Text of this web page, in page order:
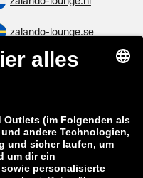
zalando-lounge.se
zalando-lounge.dk
zalando-lounge.cz
zalando-lounge.sk